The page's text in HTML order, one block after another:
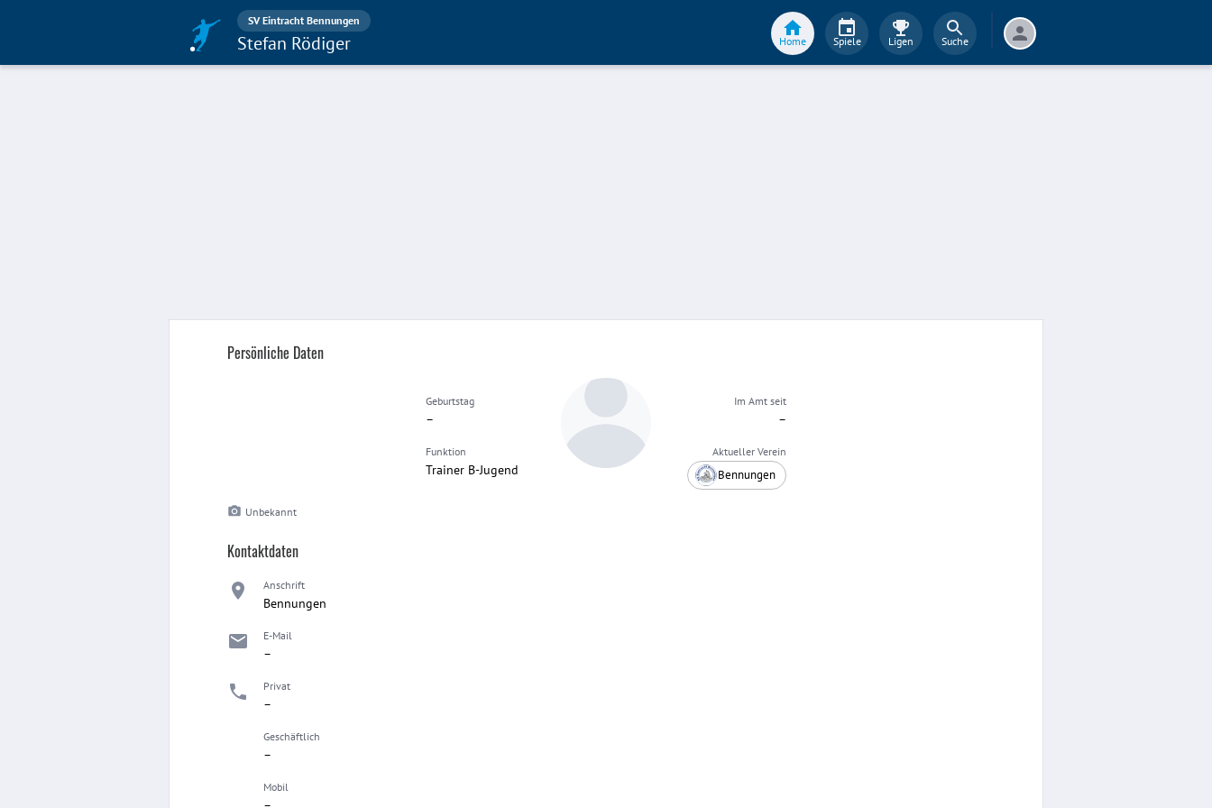
SV Eintracht Bennungen
Stefan Rödiger Home Spiele Ligen Suche
Persönliche Daten
Geburtstag
–
Funktion
Trainer B-Jugend
Im Amt seit
–
Aktueller Verein
Bennungen
Unbekannt
Kontaktdaten
Anschrift
Bennungen
E-Mail
–
Privat
–
Geschäftlich
–
Mobil